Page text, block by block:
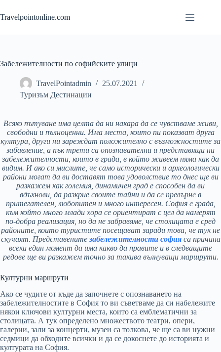
to
content
Travelpointonline.com
Забележителности по софийските улици
TravelPointadmin
25.07.2021
Туризъм Дестинации
Всяко пътуване има целта да ни накара да се чувстваме живи,
свободни и пълноценни. Има места, които пи показват друга
култура, други ни зареждат положително с възможностите за
забавление, а пък трети са опознавателни и представящи ни
забележителности, които в града, в който живеем няма как да
видим. И ако си мислите, че само исторически и археологически
райони могат да ви доставят това удоволствие то днес ще ви
разкажем как големия, динамичен град е способен да ви
вдъхнови, да разкрие своите тайни и да се превърне в
притегателен, любопитен и много интересен. София е града,
към който много млади хора се ориентират с цел да намерят
по-добра реализация, но да не забравяме, че столицата е сред
районите, които туристите посещават заради това, че тук не
скучаят. Представените забележителности софияса причина
всеки един момент да има какво да правите и в следващите
редове ще ви разкажем точно за такива вълнуващи маршрути.
Културни маршрути
Ако се чудите от къде да започнете с опознаването на
забележителностите в София то ви съветваме да си набележите
някои ключови културни места, които са емблематични за
столицата. А тук определено множеството театри, опери,
галерии, зали за концерти, музеи са толкова, че ще са ви нужни
седмици да обходите всички и да се докоснете до историята и
културата на София.